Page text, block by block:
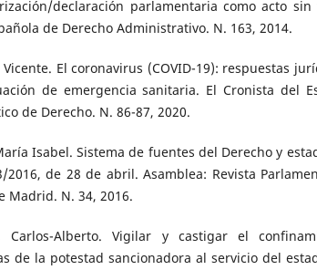
declaración parlamentaria como acto sin
de Derecho Administrativo. N. 163, 2014.
Vicente. El coronavirus (COVID-19): respuestas
de emergencia sanitaria. El Cronista del
de Derecho. N. 86-87, 2020.
María Isabel. Sistema de fuentes del Derecho y
2016, de 28 de abril. Asamblea: Revista
Madrid. N. 34, 2016.
Carlos-Alberto. Vigilar y castigar el
de la potestad sancionadora al servicio del